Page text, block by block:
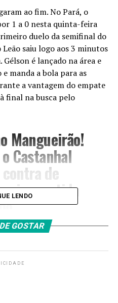
ao fim. No Pará, o
1 a 0 nesta quinta-feira
duelo da semifinal do
saiu logo aos 3 minutos
é lançado na área e
manda a bola para as
a vantagem do empate
final na busca pelo
Mangueirão!
Castanhal
de
partida
.
FJsvZNSDE0
LENDO
GOSTAR